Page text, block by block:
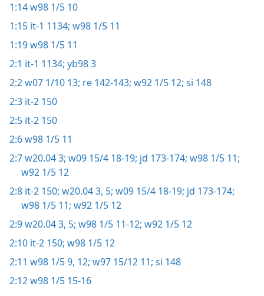
1:14w98 1/5 10
1:15 it-1 1134; w98 1/5 11
1:19w98 1/5 11
2:1 it-1 1134; yb98 3
2:2w07 1/10 13; re 142-143; w92 1/5 12; si 148
2:3 it-2 150
2:5 it-2 150
2:6w98 1/5 11
2:7w20.04 3; w09 15/4 18-19; jd 173-174; w98 1/5 11;
w92 1/5 12
2:8 it-2 150; w20.04 3, 5; w09 15/4 18-19; jd 173-174;
w98 1/5 11; w92 1/5 12
2:9w20.04 3, 5; w98 1/5 11-12; w92 1/5 12
2:10 it-2 150; w98 1/5 12
2:11 w98 1/5 9, 12; w97 15/12 11; si 148
2:12w98 1/5 15-16